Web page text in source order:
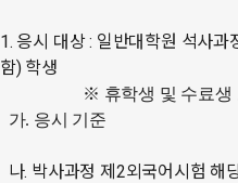
1. 응시 대상: 일반대학원 석사과
함) 학생
※ 휴학생 및 수료생
가. 응시 기준
나. 박사과정 제2외국어시험 해